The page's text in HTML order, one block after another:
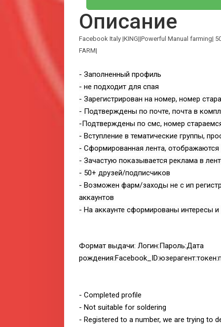
Описание
Facebook Italy |KING||Powerful Manual farming|
FARM|
- Заполненный профиль
- не подходит для спая
- Зарегистрирован на номер, номер
- Подтверждены по почте, почта в
-Подтверждены по смс, номер
- Вступление в тематические группы,
- Сформированная лента,
- Зачастую показывается реклама в
- 50+ друзей/подписчиков
- Возможен фарм/заходы не с ип
аккаунтов
- На аккаунте сформированы интересы
Формат выдачи: Логин:Пароль:Дата
- Completed profile
- Not suitable for soldering
- Registered to a number, we are trying to